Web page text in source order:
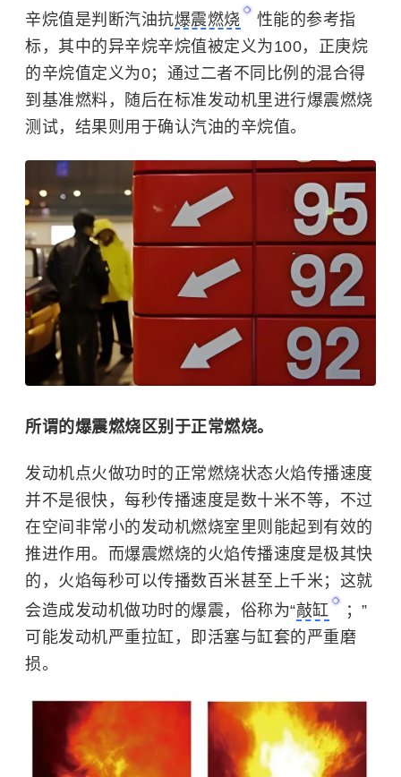
辛烷值是判断汽油抗爆震燃烧
性能的参考指
标，其中的异辛烷辛烷值被定义为100，正庚烷
的辛烷值定义为0；通过二者不同比例的混合得
到基准燃料，随后在标准发动机里进行爆震燃烧
测试，结果则用于确认汽油的辛烷值。
所谓的爆震燃烧区别于正常燃烧。
发动机点火做功时的正常燃烧状态火焰传播速度
并不是很快，每秒传播速度是数十米不等，不过
在空间非常小的发动机燃烧室里则能起到有效的
推进作用。而爆震燃烧的火焰传播速度是极其快
的，火焰每秒可以传播数百米甚至上千米；这就
会造成发动机做功时的爆震，俗称为“敲缸
；”
可能发动机严重拉缸，即活塞与缸套的严重磨
损。